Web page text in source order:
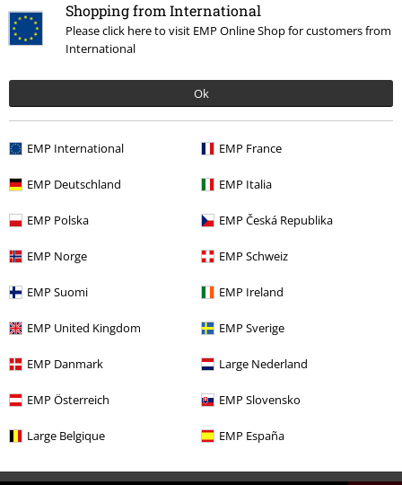
Shopping from International
Please click here to visit EMP Online Shop for customers from
International
Ok
EMP International EMP France
EMP Deutschland EMP Italia
EMP Polska EMP Česká Republika
EMP Norge EMP Schweiz
EMP Suomi EMP Ireland
EMP United Kingdom EMP Sverige
EMP Danmark Large Nederland
EMP Österreich EMP Slovensko
Large Belgique EMP España
Verifizierte Rezension
Kommentieren
Kommentar jetzt abschicken!
Mehr Kategorien. Mehr Möglichkeiten.